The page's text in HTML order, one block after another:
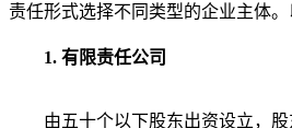
责任形式选择不同类型的企业主体。
1. 有限责任公司
由五十个以下股东出资设立，股